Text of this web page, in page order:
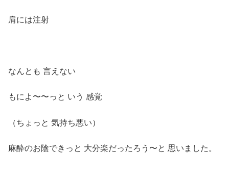
肩には注射
なんとも 言えない
もによ〜〜っと いう 感覚
（ちょっと 気持ち悪い）
麻酔のお陰できっと 大分楽だったろう〜と 思いました。